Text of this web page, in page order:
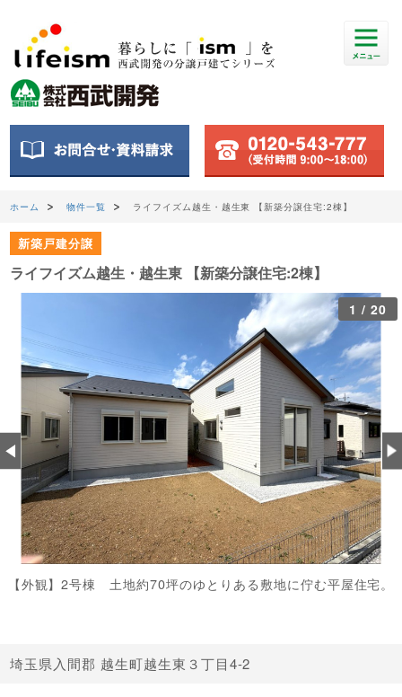
ホーム 物件一覧 ライフイズム越生・越生東 【新築分譲住宅:2棟】
新築戸建分譲
ライフイズム越生・越生東 【新築分譲住宅:2棟】
【外観】2号棟 土地約70坪のゆとりある敷地に佇む平屋住宅。
1 /20
埼玉県入間郡 越生町越生東３丁目4-2